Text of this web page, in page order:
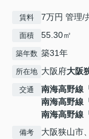
賃料 7万円 管理/
面積 55.30㎡
築年数 築31年
所在地 大阪府大阪
交通 南海高野線
南海高野線
南海高野線
備考
大阪狭山市